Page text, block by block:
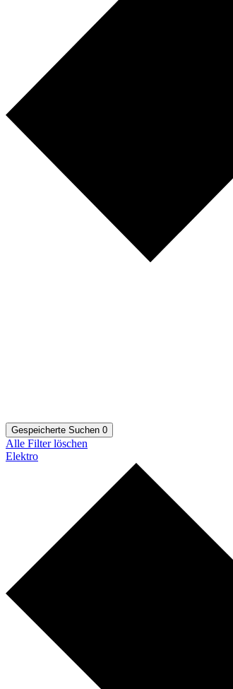
Gespeicherte Suchen 0
Alle Filter löschen
Elektro